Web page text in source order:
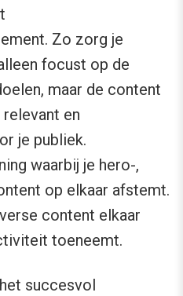
Zo zorg je
focust op de
maar de content
en
je publiek.
waarbij je hero-,
op elkaar afstemt.
content elkaar
toeneemt.
succesvol